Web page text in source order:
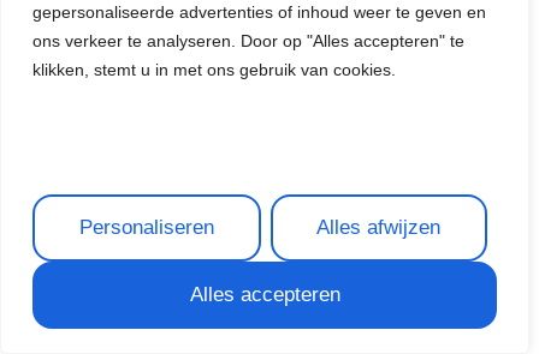
gepersonaliseerde advertenties of inhoud weer te geven en
ons verkeer te analyseren. Door op "Alles accepteren" te
klikken, stemt u in met ons gebruik van cookies.
Personaliseren Alles afwijzen
Alles accepteren
Ontvankelijkheid onteigende SNS-
aandeelhouders